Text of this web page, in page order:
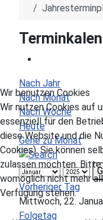
Nach Jahr
Nach Monat
Nach Woche
Heute
Gehe zu Monat
Vorheriger Tag
Mittwoch, 22.
Folgetag
Wir benutzen Cookies
Wir nutzen Cookies auf
essenziell für den
diese Website und die
Cookies). Sie können
zulassen möchten.
womöglich nicht mehr
Verfügung stehen.